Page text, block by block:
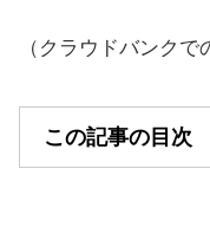
（クラウドバンクで
この記事の目次